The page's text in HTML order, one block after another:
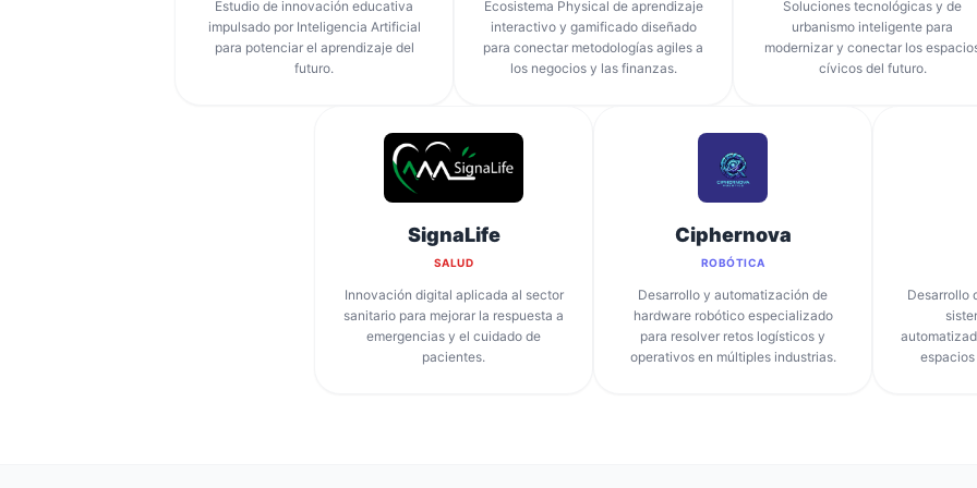
Estudio de innovación educativa
impulsado por Inteligencia Artificial
para potenciar el aprendizaje del
futuro.
Ecosistema Physical de aprendizaje
interactivo y gamificado diseñado
para conectar metodologías agiles a
los negocios y las finanzas.
Soluciones tecnológicas y de
urbanismo inteligente para
modernizar y conectar los
cívicos del futuro.
SignaLife
SALUD
Innovación digital aplicada al sector
sanitario para mejorar la respuesta a
emergencias y el cuidado de
pacientes.
Ciphernova
ROBÓTICA
Desarrollo y automatización de
hardware robótico especializado
para resolver retos logísticos y
operativos en múltiples industrias.
Desarrollo